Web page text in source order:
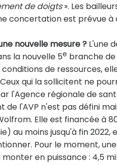
de doigts». Les
concertation est prévue à
une nouvelle mesure ? L'une
la nouvelle 5e branche de
conditions de ressources,
qui la sollicitent ne
l'Agence régionale de
de l'AVP n'est pas défini
Elle est financée à
au moins jusqu'à fin
Pour le moment,
en puissance : 4,5